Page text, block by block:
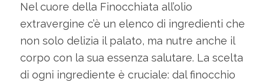
Nel cuore della Finocchiata all’olio
extravergine c’è un elenco di ingredienti che
non solo delizia il palato, ma nutre anche il
corpo con la sua essenza salutare. La scelta
di ogni ingrediente è cruciale: dal finocchio